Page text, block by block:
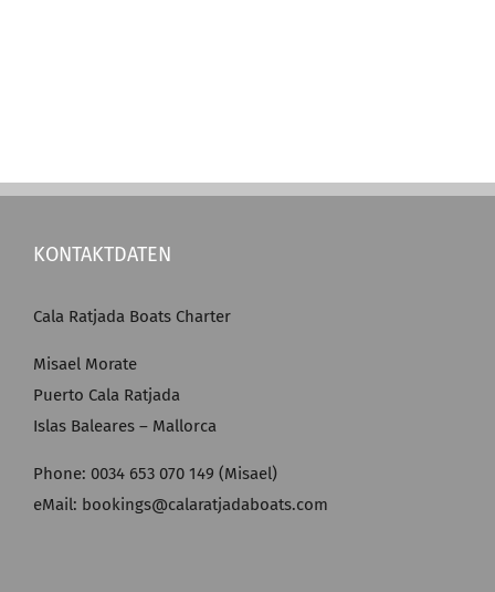
KONTAKTDATEN
Cala Ratjada Boats Charter
Misael Morate
Puerto Cala Ratjada
Islas Baleares – Mallorca
Phone: 0034 653 070 149 (Misael)
eMail: bookings@calaratjadaboats.com